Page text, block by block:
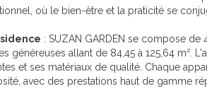
où le bien-être et la praticité se
: SUZAN GARDEN se compose
généreuses allant de 84,45 à 125,64 m².
et ses matériaux de qualité. Chaque
avec des prestations haut de gamme